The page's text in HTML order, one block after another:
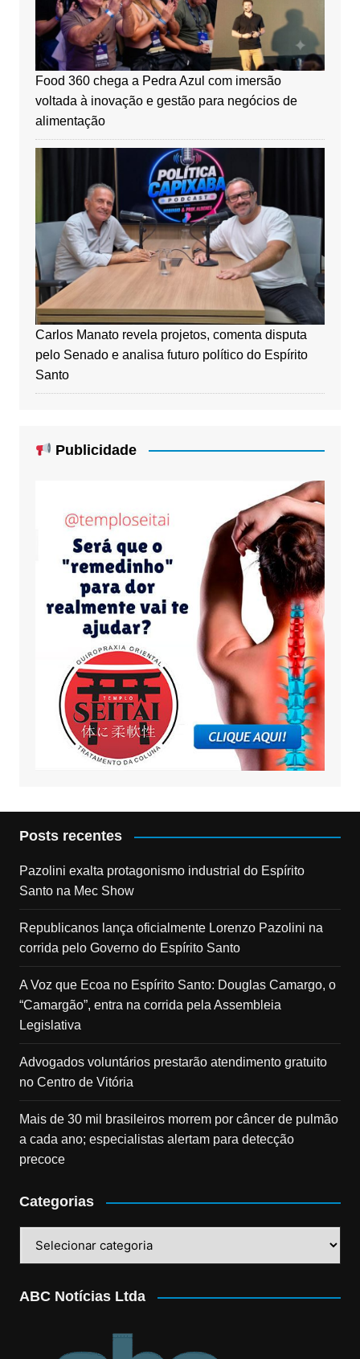
Food 360 chega a Pedra Azul com imersão
voltada à inovação e gestão para negócios de
alimentação
Carlos Manato revela projetos, comenta disputa
pelo Senado e analisa futuro político do Espírito
Santo
Publicidade
Posts recentes
Pazolini exalta protagonismo industrial do Espírito
Santo na Mec Show
Republicanos lança oficialmente Lorenzo Pazolini na
corrida pelo Governo do Espírito Santo
A Voz que Ecoa no Espírito Santo: Douglas Camargo, o
“Camargão”, entra na corrida pela Assembleia
Legislativa
Advogados voluntários prestarão atendimento gratuito
no Centro de Vitória
Mais de 30 mil brasileiros morrem por câncer de pulmão
a cada ano; especialistas alertam para detecção
precoce
Categorias
ABC Notícias Ltda